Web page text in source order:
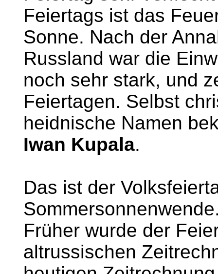
Feiertags ist das
Sonne. Nach der
Russland war die
noch sehr stark, und
Feiertagen. Selbst
heidnische Namen
Iwan Kupala.
Das ist der
Früher wurde der
altrussischen